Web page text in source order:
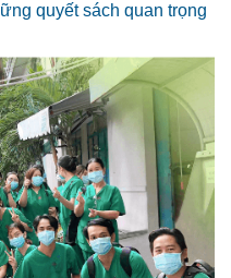
quyết sách quan trọng